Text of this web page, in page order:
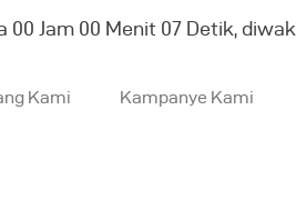
00 Jam 00 Menit 08 Detik,
Kami Kampanye Kami